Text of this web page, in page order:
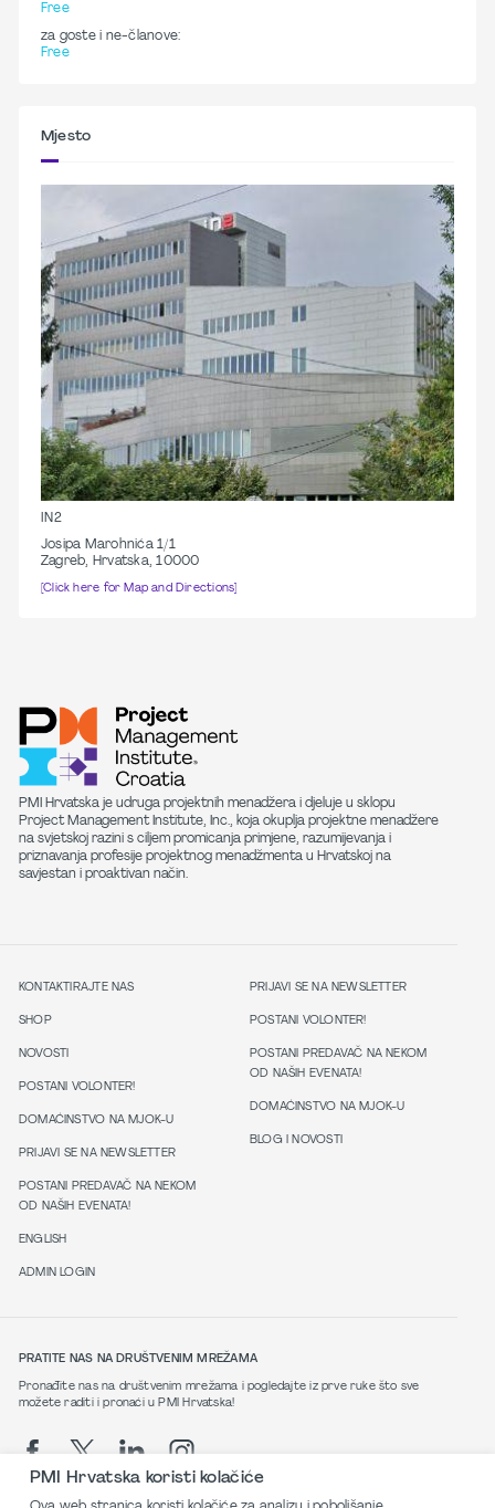
Free
za goste i ne-članove:
Free
Mjesto
IN2
Josipa Marohnića 1/1
Zagreb, Hrvatska, 10000
[Click here for Map and Directions]
PMI Hrvatska je udruga projektnih menadžera i djeluje u sklopu
Project Management Institute, Inc., koja okuplja projektne menadžere
na svjetskoj razini s ciljem promicanja primjene, razumijevanja i
priznavanja profesije projektnog menadžmenta u Hrvatskoj na
savjestan i proaktivan način.
KONTAKTIRAJTE NAS
SHOP
NOVOSTI
POSTANI VOLONTER!
DOMAĆINSTVO NA MJOK-U
PRIJAVI SE NA NEWSLETTER
POSTANI PREDAVAČ NA NEKOM
OD NAŠIH EVENATA!
ENGLISH
ADMIN LOGIN
PRIJAVI SE NA NEWSLETTER
POSTANI VOLONTER!
POSTANI PREDAVAČ NA NEKOM
OD NAŠIH EVENATA!
DOMAĆINSTVO NA MJOK-U
BLOG I NOVOSTI
PRATITE NAS NA DRUŠTVENIM MREŽAMA
Pronađite nas na društvenim mrežama i pogledajte iz prve ruke što sve
možete raditi i pronaći u PMI Hrvatska!
PMI Hrvatska koristi kolačiće